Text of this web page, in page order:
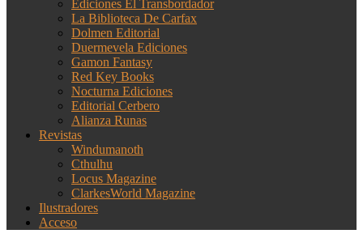
Ediciones El Transbordador
La Biblioteca De Carfax
Dolmen Editorial
Duermevela Ediciones
Gamon Fantasy
Red Key Books
Nocturna Ediciones
Editorial Cerbero
Alianza Runas
Revistas
Windumanoth
Cthulhu
Locus Magazine
ClarkesWorld Magazine
Ilustradores
Acceso